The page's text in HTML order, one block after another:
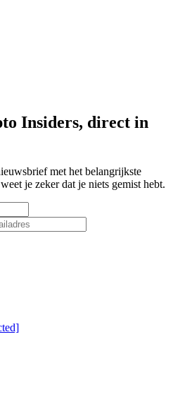
Insiders, direct in
met het belangrijkste
je zeker dat je niets gemist hebt.